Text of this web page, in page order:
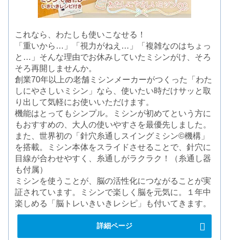
これなら、わたしも使いこなせる！
「重いから…」「視力がねえ…」「複雑なのはちょっ
と…」そんな理由でお休みしていたミシンがけ、そろ
そろ再開しませんか。
創業70年以上の老舗ミシンメーカーがつくった「わた
しにやさしいミシン」なら、使いたい時だけサッと取
り出して気軽にお使いいただけます。
機能はとってもシンプル。ミシンが初めてという方に
もおすすめの、大人の使いやすさを最優先しました。
また、世界初の「針穴糸通しスイングミシン©機構」
を搭載。ミシン本体をスライドさせることで、針穴に
目線が合わせやすく、糸通しがラクラク！（糸通し器
も付属）
ミシンを使うことが、脳の活性化につながることが実
証されています。ミシンで楽しく脳を元気に。１年中
楽しめる「脳トレいきいきレシピ」も付いてきます。
詳細ページ